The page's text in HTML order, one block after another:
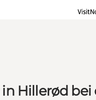
Hillerød